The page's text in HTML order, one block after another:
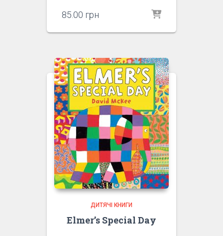
85.00 грн
ДИТЯЧІ КНИГИ
Elmer’s Special Day